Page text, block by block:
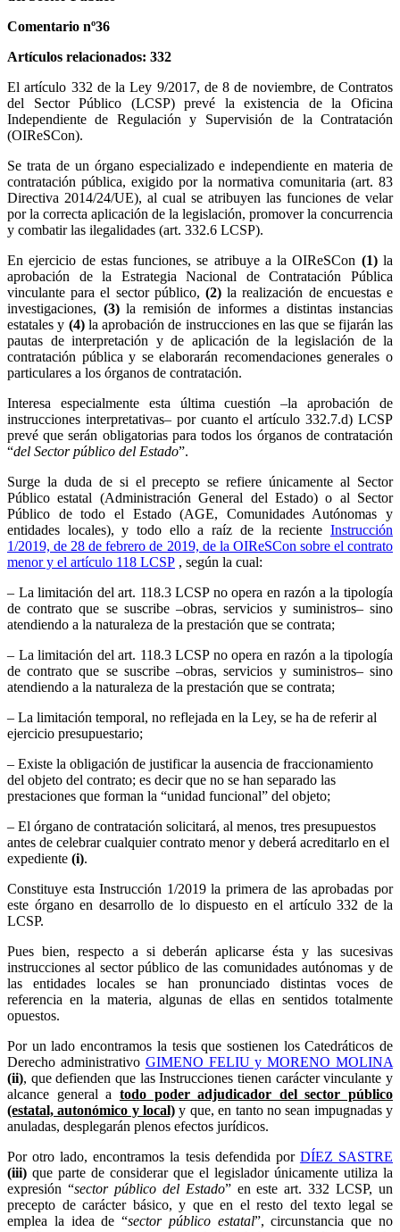
Comentario nº36
Artículos relacionados: 332
El artículo 332 de la Ley 9/2017, de 8 de noviembre, de Contratos
del Sector Público (LCSP) prevé la existencia de la Oficina
Independiente de Regulación y Supervisión de la Contratación
(OIReSCon).
Se trata de un órgano especializado e independiente en materia de
contratación pública, exigido por la normativa comunitaria (art. 83
Directiva 2014/24/UE), al cual se atribuyen las funciones de velar
por la correcta aplicación de la legislación, promover la concurrencia
y combatir las ilegalidades (art. 332.6 LCSP).
En ejercicio de estas funciones, se atribuye a la OIReSCon (1)la
aprobación de la Estrategia Nacional de Contratación Pública
vinculante para el sector público, (2) la realización de encuestas e
investigaciones, (3)la remisión de informes a distintas instancias
estatales y (4)la aprobación de instrucciones en las que se fijarán las
pautas de interpretación y de aplicación de la legislación de la
contratación pública y se elaborarán recomendaciones generales o
particulares a los órganos de contratación.
Interesa especialmente esta última cuestión –la aprobación de
instrucciones interpretativas– por cuanto el artículo 332.7.d) LCSP
prevé que serán obligatorias para todos los órganos de contratación
“del Sector público del Estado”.
Surge la duda de si el precepto se refiere únicamente al Sector
Público estatal (Administración General del Estado) o al Sector
Público de todo el Estado (AGE, Comunidades Autónomas y
entidades locales), y todo ello a raíz de la reciente Instrucción
1/2019, de 28 de febrero de 2019, de la OIReSCon sobre el contrato
menor y el artículo 118 LCSP , según la cual:
– La limitación del art. 118.3 LCSP no opera en razón a la tipología
de contrato que se suscribe –obras, servicios y suministros– sino
atendiendo a la naturaleza de la prestación que se contrata;
– La limitación del art. 118.3 LCSP no opera en razón a la tipología
de contrato que se suscribe –obras, servicios y suministros– sino
atendiendo a la naturaleza de la prestación que se contrata;
– La limitación temporal, no reflejada en la Ley, se ha de referir al
ejercicio presupuestario;
– Existe la obligación de justificar la ausencia de fraccionamiento
del objeto del contrato; es decir que no se han separado las
prestaciones que forman la “unidad funcional” del objeto;
– El órgano de contratación solicitará, al menos, tres presupuestos
antes de celebrar cualquier contrato menor y deberá acreditarlo en el
expediente (i).
Constituye esta Instrucción 1/2019 la primera de las aprobadas por
este órgano en desarrollo de lo dispuesto en el artículo 332 de la
LCSP.
Pues bien, respecto a si deberán aplicarse ésta y las sucesivas
instrucciones al sector público de las comunidades autónomas y de
las entidades locales se han pronunciado distintas voces de
referencia en la materia, algunas de ellas en sentidos totalmente
opuestos.
Por un lado encontramos la tesis que sostienen los Catedráticos de
Derecho administrativo GIMENO FELIU y MORENO MOLINA
(ii), que defienden que las Instrucciones tienen carácter vinculante y
alcance general a todo poder adjudicador del sector público
(estatal, autonómico y local) y que, en tanto no sean impugnadas y
anuladas, desplegarán plenos efectos jurídicos.
Por otro lado, encontramos la tesis defendida por DÍEZ SASTRE
(iii) que parte de considerar que el legislador únicamente utiliza la
expresión “sector público del Estado” en este art. 332 LCSP, un
precepto de carácter básico, y que en el resto del texto legal se
emplea la idea de “sector público estatal”, circunstancia que no